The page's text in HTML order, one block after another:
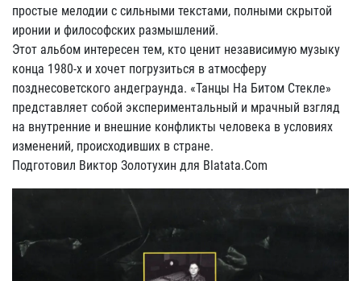
простые мелодии с сильными текстами, полными скрытой
иронии и философских размышлений.
Этот альбом интересен тем, кто ценит независимую музыку
конца 1980-х и хочет погрузиться в атмосферу
позднесоветского андеграунда. «Танцы На Битом Стекле»
представляет собой экспериментальный и мрачный взгляд
на внутренние и внешние конфликты человека в условиях
изменений, происходивших в стране.
Подготовил Виктор Золотухин для Blatata.Com